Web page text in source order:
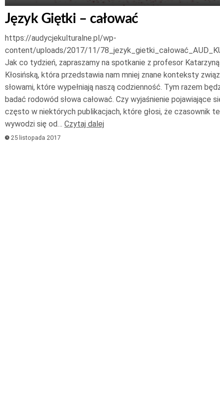
Język Giętki – całować
https://audycjekulturalne.pl/wp-
content/uploads/2017/11/
Jak co tydzień, zapraszamy na spotkanie z profesor Katarzyną
Kłosińską, która przedstawia nam mniej znane konteksty
słowami, które wypełniają naszą codzienność. Tym razem
badać rodowód słowa całować. Czy wyjaśnienie pojawiające
często w niektórych publikacjach, które głosi, że czasownik
wywodzi się od… Czytaj dalej
25 listopada 2017